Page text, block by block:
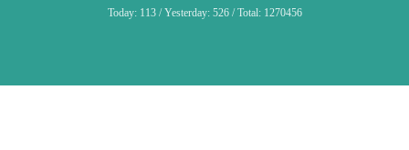
Today: 113/ Yesterday: 526/ Total: 1270456